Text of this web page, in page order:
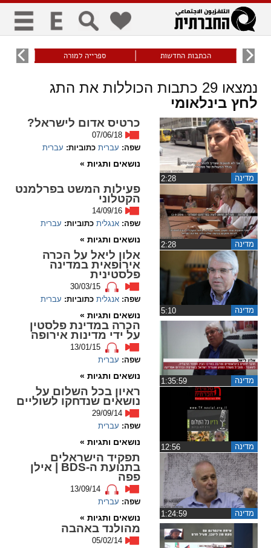
כללי
visibility_off
ביטול הבהובים
keyboard
ניווט מקלדת
title
סימון כותרות
זום
zoom_out
zoom_in
גופנים
remove_circle_outline
Decrease font
add_circle_outline
Increase font
spellcheck
ניגודיות צבעים
brightness_high
ניגודיות בהירה
brightness_low
ניגודיות כהה
format_underlined
קו תחתי לקישורים
font_download
סימון קישורים
cached
flag
השארת
משוב
הכתבות החדשות ספרייה למורה עוני
נמצאו29 כתבות הכוללות את התג
לחץ בינלאומי
מדינה
כרטיס אדום לישראל?
07/06/18
שפה: עברית כתוביות: עברית
נושאים ותגיות »
מדינה
פעילות המשט בפרלמנט
הקטלוני
14/09/16
שפה: אנגלית כתוביות: עברית
נושאים ותגיות »
מדינה
אלון ליאל על הכרה
אירופאית במדינה
פלסטינית
30/03/15
שפה: אנגלית כתוביות: עברית
נושאים ותגיות »
מדינה
הכרה במדינת פלסטין
על ידי מדינות אירופה
13/01/15
שפה: עברית
נושאים ותגיות »
מדינה
ראיון בכל השלום על
נושאים שנדחקו לשוליים
29/09/14
שפה: עברית
נושאים ותגיות »
מדינה
תפקיד הישראלים
בתנועת ה-BDS | אילן
פפה
13/09/14
שפה: עברית
נושאים ותגיות »
מהולנד באהבה
05/02/14